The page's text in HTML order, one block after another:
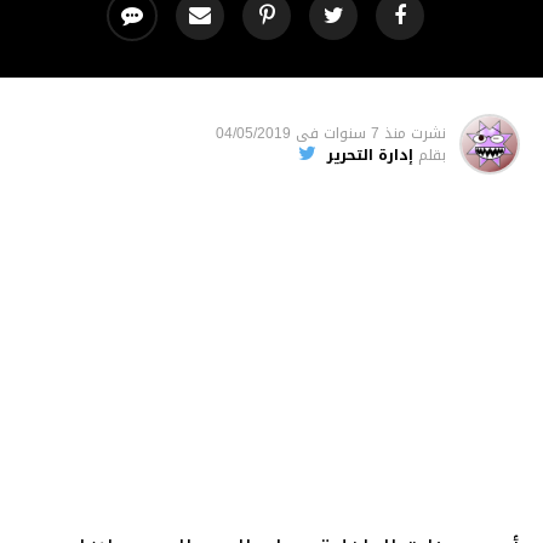
نشرت منذ 7 سنوات فى 04/05/2019
بقلم إدارة التحرير